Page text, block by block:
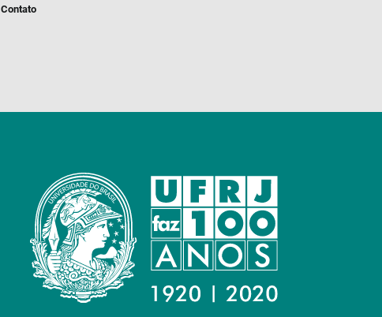
Contato